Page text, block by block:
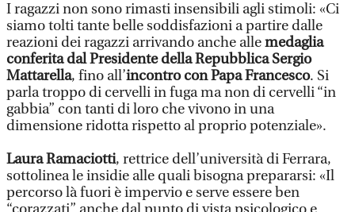
I ragazzi non sono rimasti insensibili agli stimoli: «Ci
siamo tolti tante belle soddisfazioni a partire dalle
reazioni dei ragazzi arrivando anche allemedaglia
conferita dal Presidente della Repubblica Sergio
Mattarella, fino all’incontro con Papa Francesco. Si
parla troppo di cervelli in fuga ma non di cervelli “in
gabbia” con tanti di loro che vivono in una
dimensione ridotta rispetto al proprio potenziale».
Laura Ramaciotti, rettrice dell’università di Ferrara,
sottolinea le insidie alle quali bisogna prepararsi: «Il
percorso là fuori è impervio e serve essere ben